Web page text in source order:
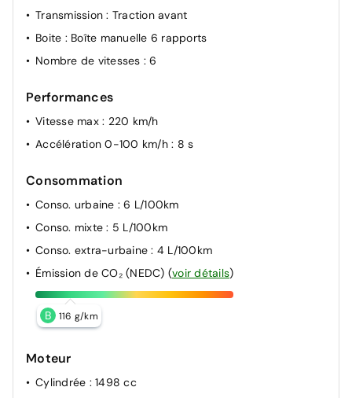
Transmission: Traction avant
Boite : Boîte manuelle 6 rapports
Nombre de vitesses : 6
Performances
Vitesse max : 220 km/h
Accélération 0-100 km/h : 8 s
Consommation
Conso. urbaine : 6 L/100km
Conso. mixte: 5 L/100km
Conso. extra-urbaine: 4 L/100km
Émission de CO₂ (NEDC) (voir détails)
B 116 g/km
Moteur
Cylindrée : 1498 cc